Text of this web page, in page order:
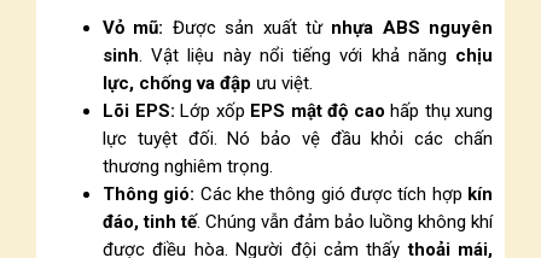
Vỏ mũ: Được sản xuất từ nhựa ABS nguyên
sinh. Vật liệu này nổi tiếng với khả năng chịu
lực, chống va đập ưu việt.
Lõi EPS: Lớp xốp EPS mật độ cao hấp thụ xung
lực tuyệt đối. Nó bảo vệ đầu khỏi các chấn
thương nghiêm trọng.
Thông gió: Các khe thông gió được tích hợp kín
đáo, tinh tế. Chúng vẫn đảm bảo luồng không khí
được điều hòa. Người đội cảm thấythoải mái,